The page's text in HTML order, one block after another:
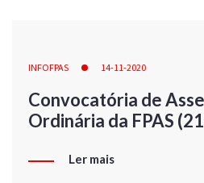
INFOFPAS 14-11-2020
Convocatória de
Ordinária da FPAS
Ler mais